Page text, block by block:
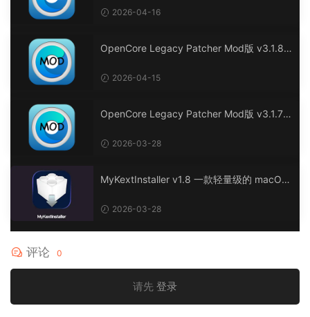
工具2026-04-16
OpenCore Legacy Patcher Mod版 v3.1.8
工具2026-04-15
OpenCore Legacy Patcher Mod版 v3.1.7
工具2026-03-28
MyKextInstaller v1.8 一款轻量级的 macOS
2026-03-28
评论 0
请先 登录